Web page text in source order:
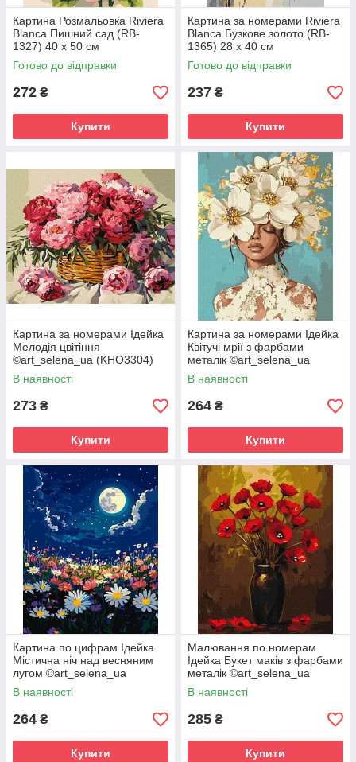
Картина Розмальовка Riviera
Blanca Пишний сад (RB-
1327) 40 х 50 см
Готово до відправки
272 ₴
Купити
Картина за номерами Riviera
Blanca Бузкове золото (RB-
1365) 28 х 40 см
Готово до відправки
237 ₴
Купити
Картина за номерами Ідейка
Мелодія цвітіння
©art_selena_ua (KHO3304)
40 х 50 см
В наявності
273 ₴
Купити
Картина за номерами Ідейка
Квітучі мрії з фарбами
металік ©art_selena_ua
(KHO8726) 40 х 50 см
В наявності
264 ₴
Купити
Картина по цифрам Ідейка
Містична ніч над весняним
лугом ©art_selena_ua
(KHO6386) 40 х 50 см
В наявності
264 ₴
Купити
Малювання по номерам
Ідейка Букет маків з фарбами
металік ©art_selena_ua
(KHO3328) 40 х 50 см
В наявності
285 ₴
Купити